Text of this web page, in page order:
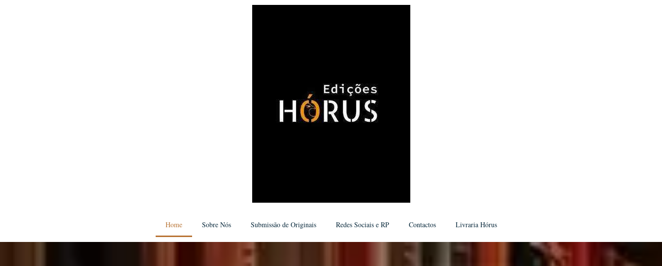
Home Sobre Nós Submissão de Originais Redes Sociais e RP Contactos Livraria Hórus